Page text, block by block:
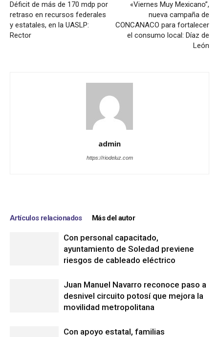
Déficit de más de 170 mdp por
retraso en recursos federales
y estatales, en la UASLP:
Rector
«Viernes Muy Mexicano”,
nueva campaña de
CONCANACO para fortalecer
el consumo local: Díaz de
León
admin
https://riodeluz.com
Artículos relacionados Más del autor
Con personal capacitado,
ayuntamiento de Soledad previene
riesgos de cableado eléctrico
Juan Manuel Navarro reconoce paso a
desnivel circuito potosí que mejora la
movilidad metropolitana
Con apoyo estatal, familias